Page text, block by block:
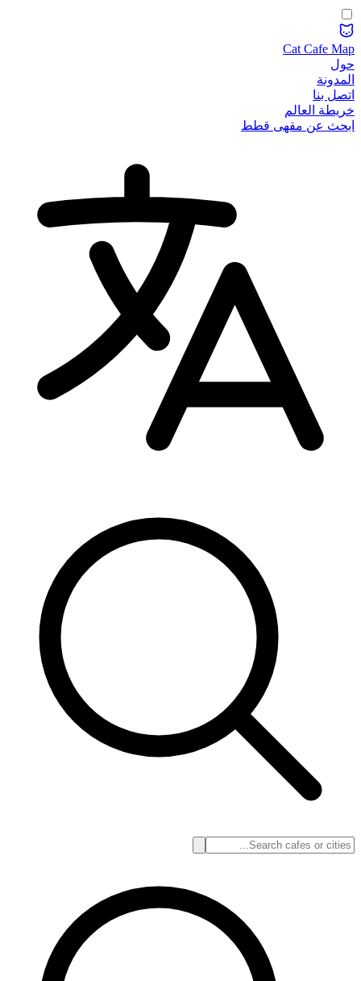
Cat Cafe Map
حول
المدونة
اتصل بنا
خريطة العالم
ابحث عن مقهى قطط